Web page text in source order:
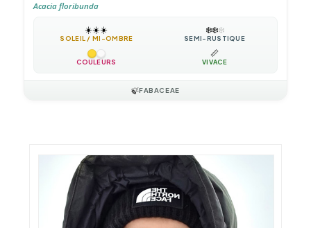
Acacia floribunda
☀️☀️☀️
SOLEIL / MI-OMBRE
❄️❄️❄️
SEMI-RUSTIQUE
COULEURS
📏
VIVACE
🍃FABACEAE